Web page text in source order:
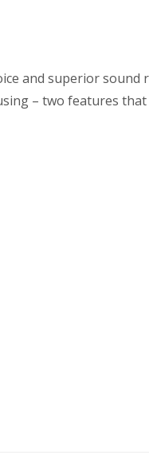
and superior sound
– two features